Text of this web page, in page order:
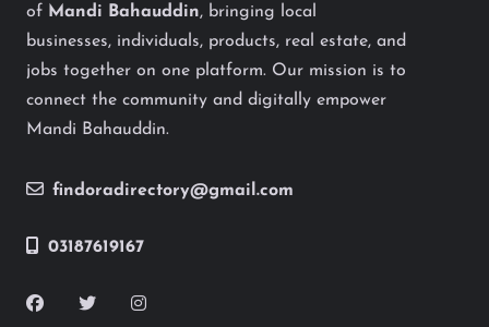
of Mandi Bahauddin, bringing local
businesses, individuals, products, real estate, and
jobs together on one platform. Our mission is to
connect the community and digitally empower
Mandi Bahauddin.
findoradirectory@gmail.com
03187619167